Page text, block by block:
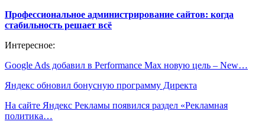
Профессиональное администрирование сайтов: когда
стабильность решает всё
Интересное:
Google Ads добавил в Performance Max новую цель – New…
Яндекс обновил бонусную программу Директа
На сайте Яндекс Рекламы появился раздел «Рекламная
политика…